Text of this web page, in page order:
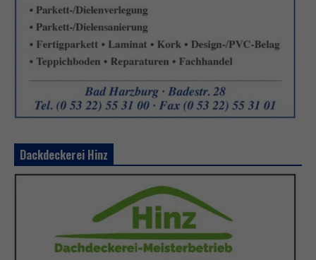
Dackdeckerei Hinz